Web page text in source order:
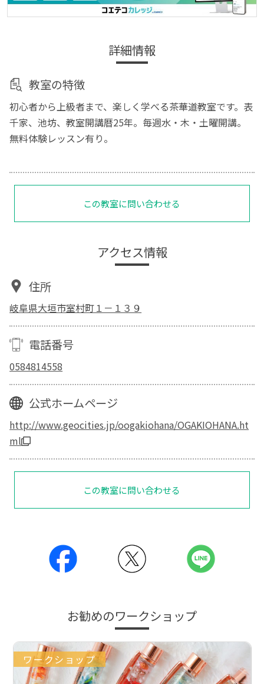
詳細情報
教室の特徴
初心者から上級者まで、楽しく学べる茶華道教室です。表
千家、池坊、教室開講暦25年。毎週水・木・土曜開講。
無料体験レッスン有り。
この教室に問い合わせる
アクセス情報
住所
岐阜県大垣市室村町１－１３９
電話番号
0584814558
公式ホームページ
http://www.geocities.jp/oogakiohana/OGAKIOHANA.ht
ml
この教室に問い合わせる
お勧めのワークショップ
ワークショップ